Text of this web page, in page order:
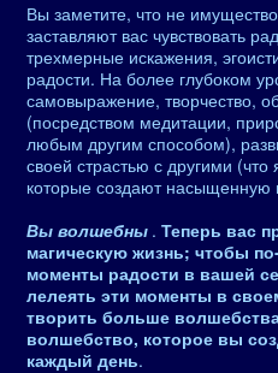
Вы заметите, что не
заставляют вас чувствовать
трехмерные искажения,
радости. На более глубоком
самовыражение, творчество,
(посредством медитации,
любым другим способом),
своей страстью с другими
которые создают насыщенную
Вы волшебны . Теперь вас
магическую жизнь; чтобы
моменты радости в вашей
лелеять эти моменты в
творить больше
волшебство, которое вы
каждый день.